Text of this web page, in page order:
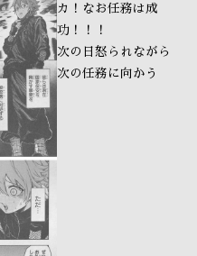
カ！なお任務は成
功！！！
次の日怒られながら
次の任務に向かう